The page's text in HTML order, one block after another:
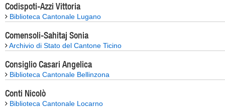
Codispoti-Azzi Vittoria
Biblioteca Cantonale Lugano
Comensoli-Sahitaj Sonia
Archivio di Stato del Cantone Ticino
Consiglio Casari Angelica
Biblioteca Cantonale Bellinzona
Conti Nicolò
Biblioteca Cantonale Locarno